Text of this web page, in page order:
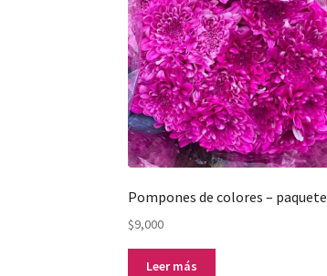
Pompones de colores – paquete
$9,000
Leer más